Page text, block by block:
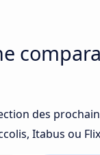
des
Itabus ou